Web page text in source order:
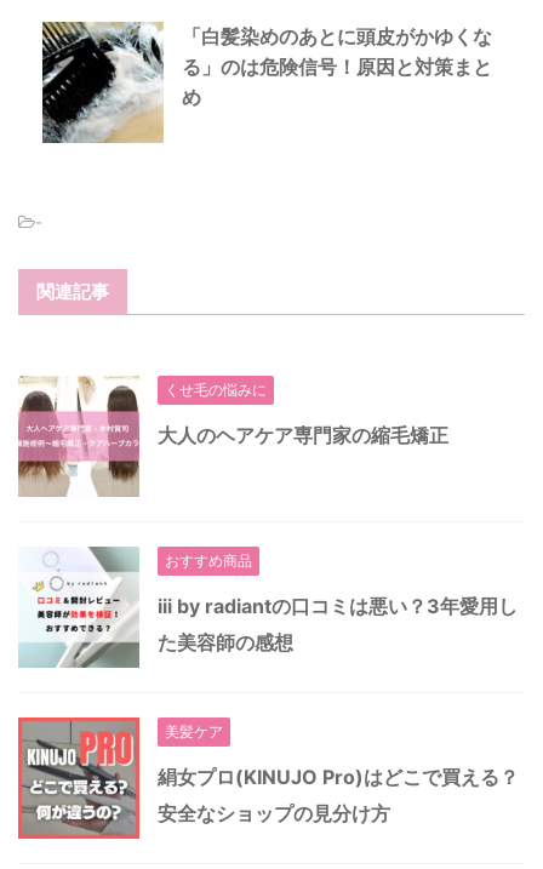
「白髪染めのあとに頭皮がかゆくな
る」のは危険信号！原因と対策まと
め
-
関連記事
くせ毛の悩みに
大人のヘアケア専門家の縮毛矯正
おすすめ商品
iii by radiantの口コミは悪い？3年愛用し
た美容師の感想
美髪ケア
絹女プロ(KINUJO Pro)はどこで買える？
安全なショップの見分け方